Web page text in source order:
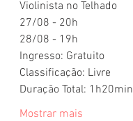
Violinista no Telhado
27/08 - 20h
28/08 - 19h
Ingresso: Gratuito
Classificação: Livre
Duração Total: 1h20min
Mostrar mais